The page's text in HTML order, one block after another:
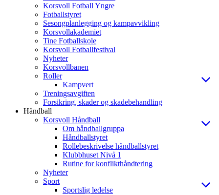
Korsvoll Fotball Yngre
Fotballstyret
Sesongplanlegging og kampavvikling
Korsvollakademiet
Tine Fotballskole
Korsvoll Fotballfestival
Nyheter
Korsvollbanen
Roller
Kampvert
Treningsavgiften
Forsikring, skader og skadebehandling
Håndball
Korsvoll Håndball
Om håndballgruppa
Håndballstyret
Rollebeskrivelse håndballstyret
Klubbhuset Nivå 1
Rutine for konflikthåndtering
Nyheter
Sport
Sportslig ledelse